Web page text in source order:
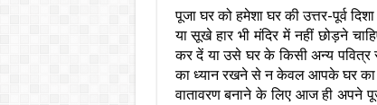
पूजा घर को हमेशा घर की उत्तर-पूर्व
या सूखे हार भी मंदिर में नहीं छोड़ने
कर दें या उसे घर के किसी अन्य पवित्र
का ध्यान रखने से न केवल आपके घर का
वातावरण बनाने के लिए आज ही अपने